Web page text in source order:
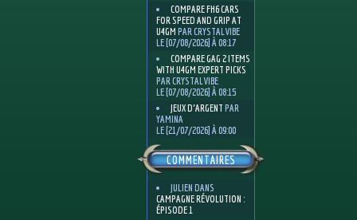
COMPARE FH6 CARS
FOR SPEED AND GRIP AT
U4GM PAR CRYSTALVIBE
LE [07/08/2026] À 08:17
COMPARE GAG 2 ITEMS
WITH U4GM EXPERT PICKS
PAR CRYSTALVIBE
LE [07/08/2026] À 08:15
JEUX D'ARGENT PAR
YAMINA
LE [21/07/2026] À 09:00
COMMENTAIRES
JULIEN DANS
CAMPAGNE RÉVOLUTION :
ÉPISODE 1